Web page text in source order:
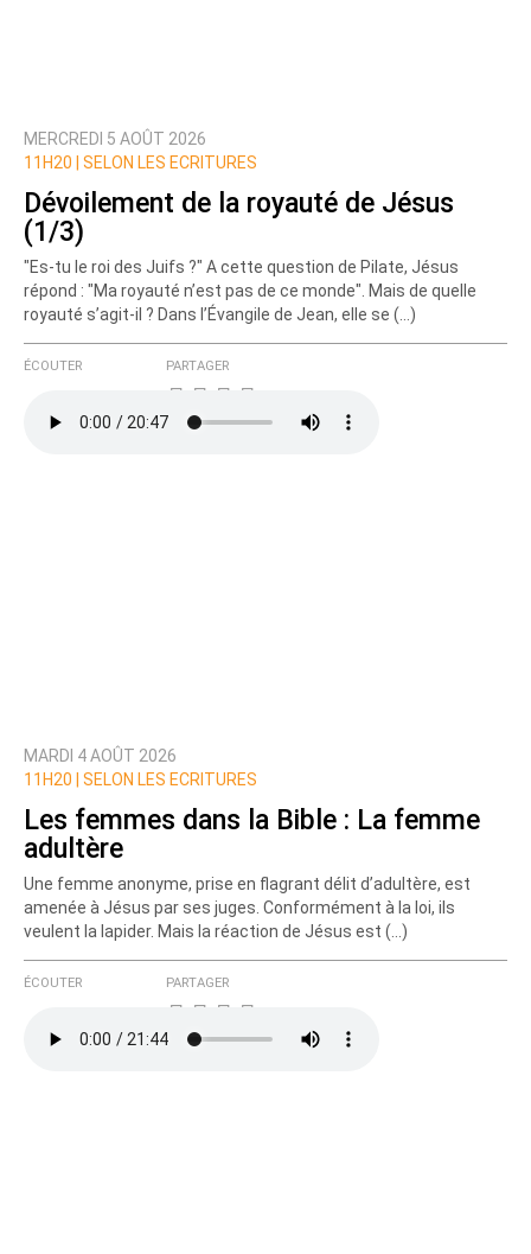
MERCREDI 5 AOÛT 2026
11H20 |
SELON LES ECRITURES
Dévoilement de la royauté de Jésus
(1/3)
"Es-tu le roi des Juifs ?" A cette question de Pilate, Jésus
répond : "Ma royauté n’est pas de ce monde". Mais de quelle
royauté s’agit-il ? Dans l’Évangile de Jean, elle se (…)
ÉCOUTER PARTAGER
MARDI 4 AOÛT 2026
11H20 |
SELON LES ECRITURES
Les femmes dans la Bible : La femme
adultère
Une femme anonyme, prise en flagrant délit d’adultère, est
amenée à Jésus par ses juges. Conformément à la loi, ils
veulent la lapider. Mais la réaction de Jésus est (…)
ÉCOUTER PARTAGER